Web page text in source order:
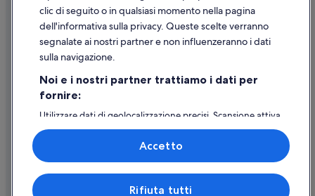
San Marco di Castellabate: hotel a 4 stelle
San Marco di Castellabate: hotel a 3 stelle
San Marco di Castellabate: hotel a 5 stelle
Centro Storico di Castellabate: hotel a 4 stelle
Contattaci
Come cancellare un volo
Come modificare la prenotazione di un hotel o una casa vacanze
Utilizzare un coupon Expedia
Documenti per i viaggi internazionali
clic di seguito o in qualsiasi momento nella pagina
dell'informativa sulla privacy. Queste scelte verranno
segnalate ai nostri partner e non influenzeranno i dati
sulla navigazione.
Noi e i nostri partner trattiamo i dati per
fornire:
Utilizzare dati di geolocalizzazione precisi. Scansione attiva
delle caratteristiche del dispositivo ai fini
dell’identificazione. Archiviare informazioni su dispositivo
e/o accedervi. Pubblicità e contenuti personalizzati,
misurazione delle prestazioni dei contenuti e degli
annunci, ricerche sul pubblico, sviluppo di servizi.
Elenco dei partner (fornitori)
Rifiuta tutti
Accetto